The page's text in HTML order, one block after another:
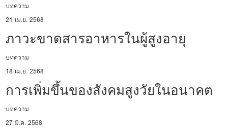
บทความ
21 เม.ย. 2568
ภาวะขาดสารอาหารในผู้สูงอายุ
บทความ
18 เม.ย. 2568
การเพิ่มขึ้นของสังคมสูงวัยในอนาคต
บทความ
27 มี.ค. 2568